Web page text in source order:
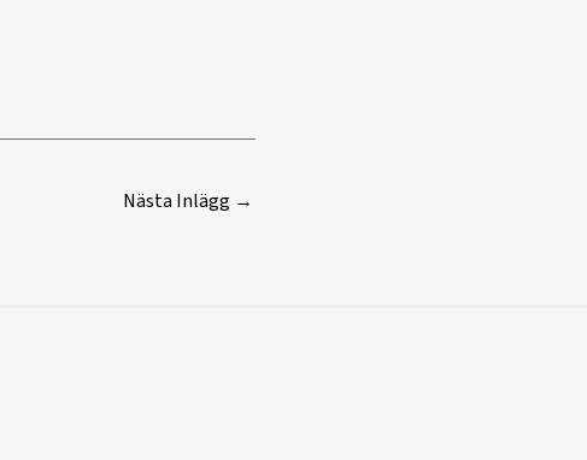
Nästa Inlägg →